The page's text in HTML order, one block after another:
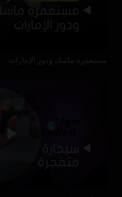
مستعمرة ماسك ودور الإمارات